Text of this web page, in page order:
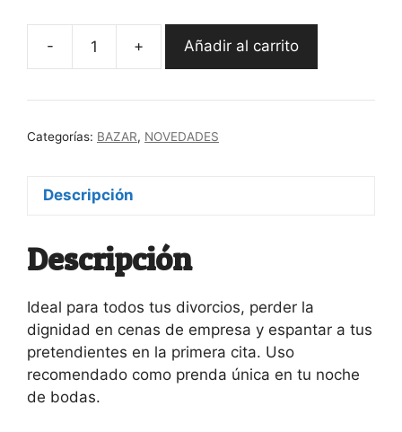
-
Banda
fiesta
Vieja
+ Añadir al carrito
Categorías: BAZAR, NOVEDADES
Descripción
Descripción
Ideal para todos tus divorcios, perder la
dignidad en cenas de empresa y espantar a tus
pretendientes en la primera cita. Uso
recomendado como prenda única en tu noche
de bodas.